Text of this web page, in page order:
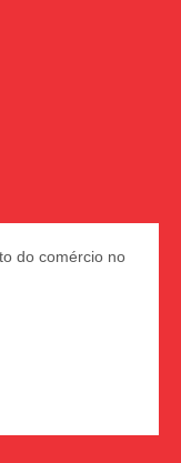
do comércio no